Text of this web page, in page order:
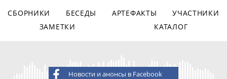
СБОРНИКИ БЕСЕДЫ АРТЕФАКТЫ
УЧАСТНИКИ
ЗАМЕТКИ
КАТАЛОГ
Новости и анонсы в Facebook